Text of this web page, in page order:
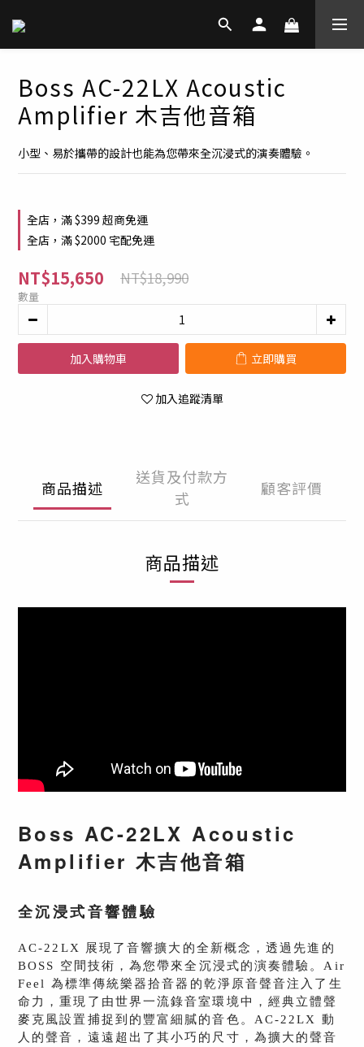
Boss AC-22LX Acoustic
Amplifier 木吉他音箱
小型、易於攜帶的設計也能為您帶來全沉浸式的演奏體驗。
全店，滿 $399 超商免運
全店，滿 $2000 宅配免運
NT$15,650 NT$18,990
數量
加入購物車 立即購買
加入追蹤清單
商品描述
送貨及付款方
式
顧客評價
商品描述
Boss AC-22LX Acoustic
Amplifier 木吉他音箱
全沉浸式音響體驗
AC-22LX 展現了音響擴大的全新概念，透過先進的
BOSS 空間技術，為您帶來全沉浸式的演奏體驗。Air
Feel 為標準傳統樂器拾音器的乾淨原音聲音注入了生
命力，重現了由世界一流錄音室環境中，經典立體聲
麥克風設置捕捉到的豐富細膩的音色。AC-22LX 動
人的聲音，遠遠超出了其小巧的尺寸，為擴大的聲音